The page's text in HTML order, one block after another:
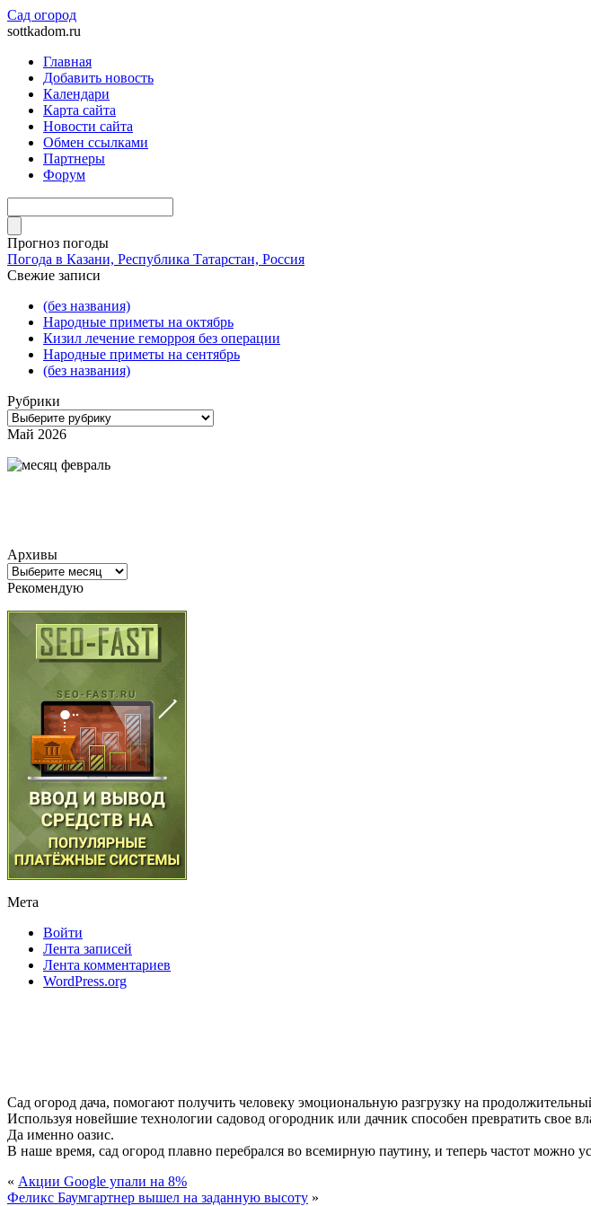
Сад огород
sottkadom.ru
Главная
Добавить новость
Календари
Карта сайта
Новости сайта
Обмен ссылками
Партнеры
Форум
Прогноз погоды
Погода в Казани, Республика Татарстан, Россия
Свежие записи
(без названия)
Народные приметы на октябрь
Кизил лечение геморроя без операции
Народные приметы на сентябрь
(без названия)
Рубрики
Рубрики
Май 2026
Архивы
Архивы
Рекомендую
Мета
Войти
Лента записей
Лента комментариев
WordPress.org
Сад огород дача, помогают получить человеку эмоциональную разгрузку на
Используя новейшие технологии садовод огородник или дачник способен превратить свое
Да именно оазис.
В наше время, сад огород плавно перебрался во всемирную паутину, и теперь частот можно
« Акции Google упали на 8%
Феликс Баумгартнер вышел на заданную высоту »